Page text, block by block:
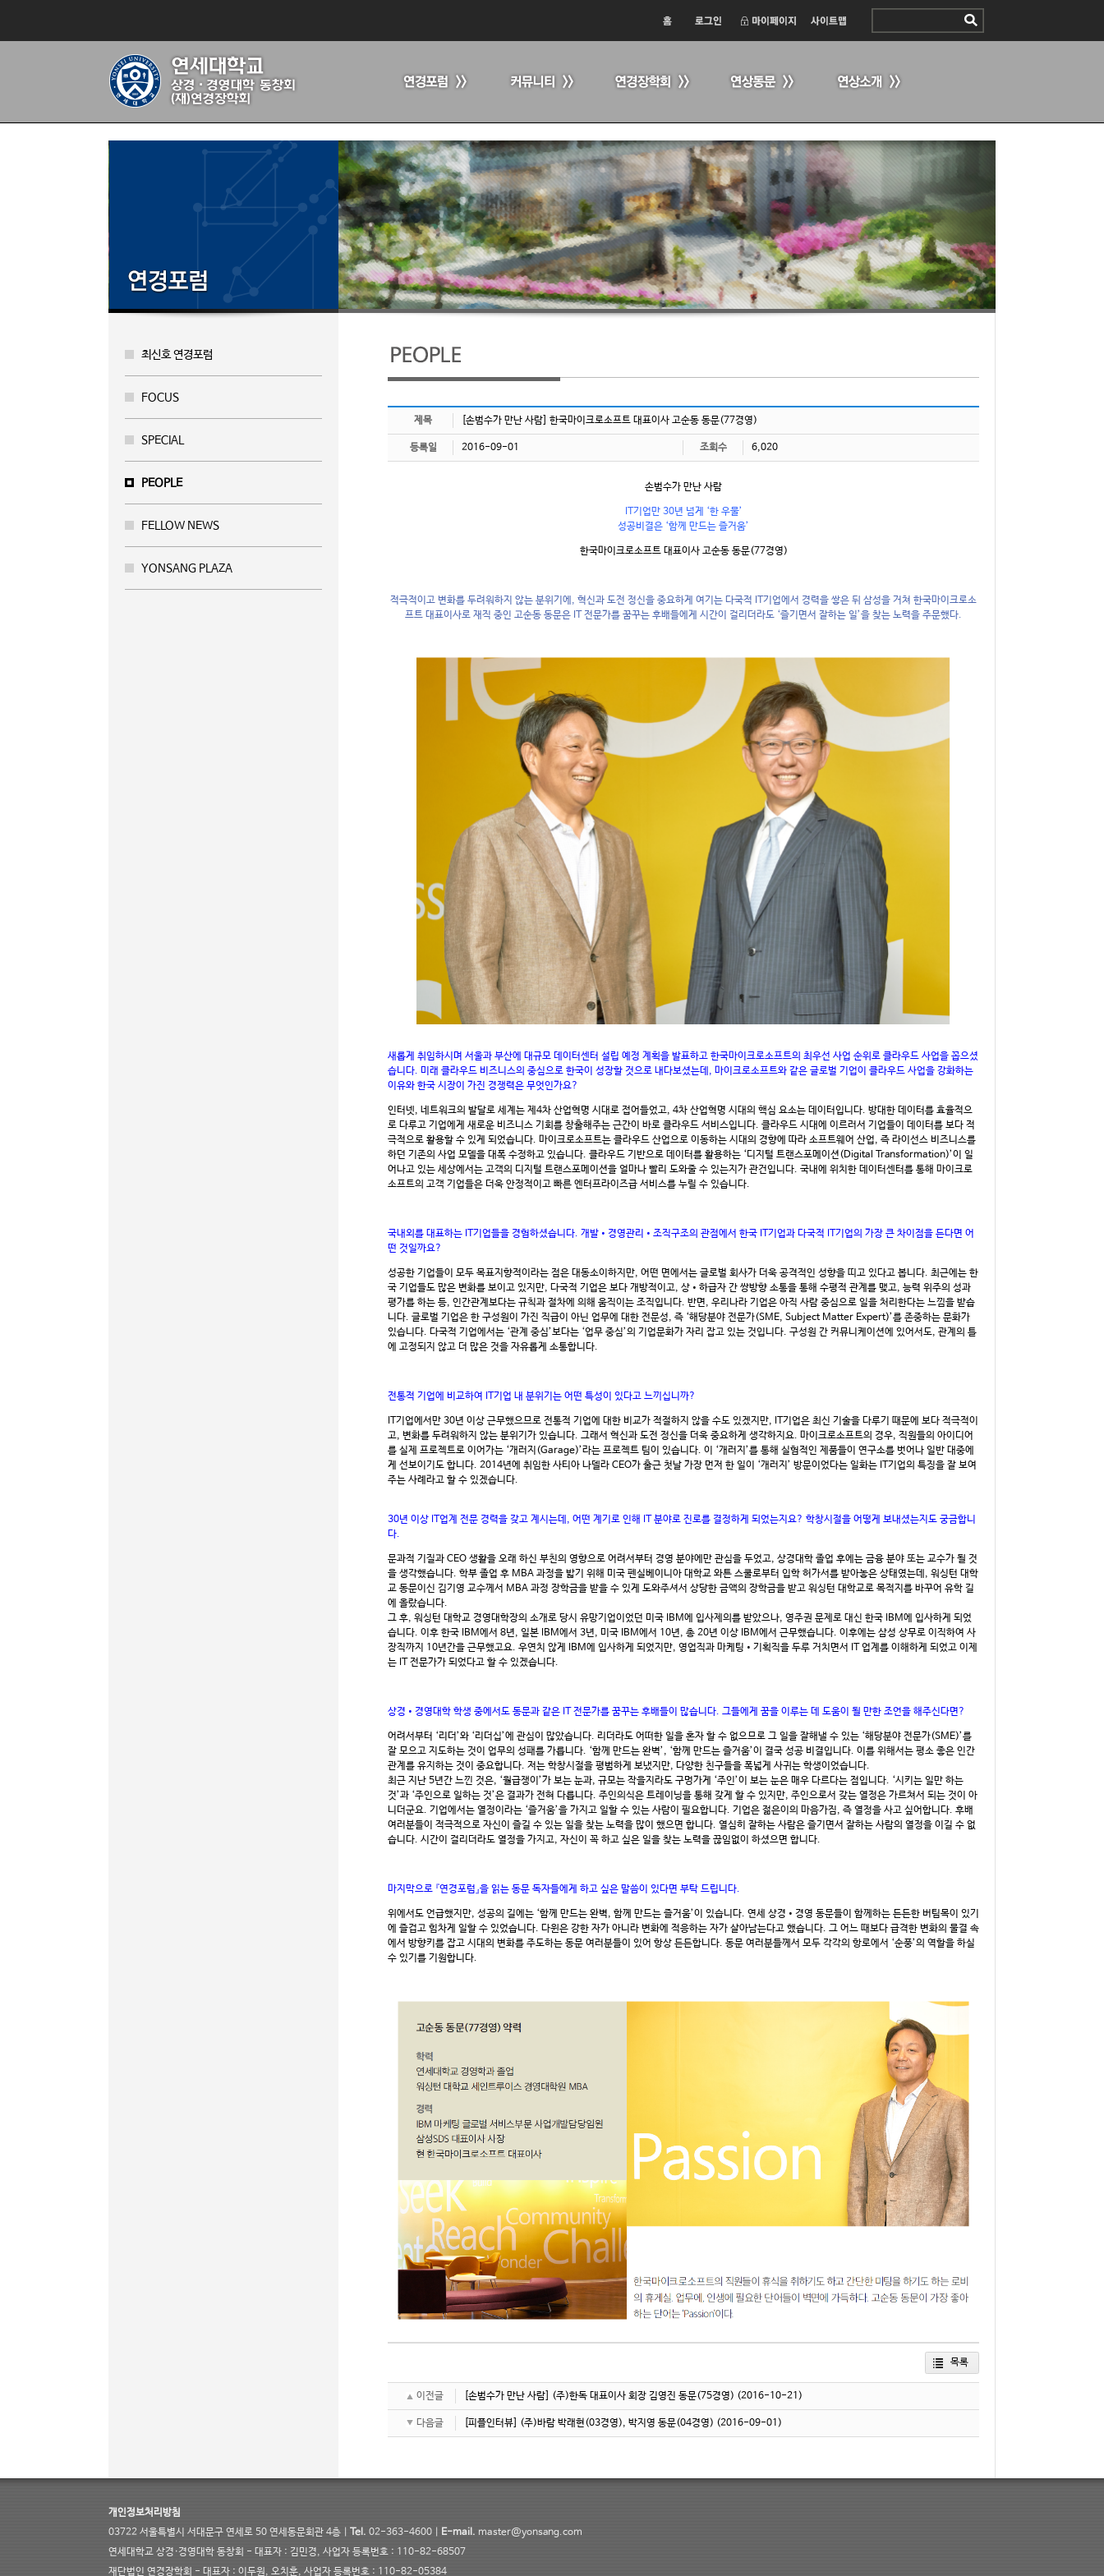
최신호 연경포럼
FOCUS
SPECIAL
PEOPLE
FELLOW NEWS
YONSANG PLAZA
제목 [손범수가 만난 사람] 한국마이크로소프트 대표이사 고순동 동문(77경영)
등록일 2016-09-01 조회수 6,020
손범수가 만난 사람
IT기업만 30년 넘게 ‘한 우물’
성공비결은 ‘함께 만드는 즐거움’
한국마이크로소프트 대표이사 고순동 동문(77경영)
적극적이고 변화를 두려워하지 않는 분위기에, 혁신과 도전 정신을 중요하게 여기는 다국적 IT기업에서 경력을 쌓은 뒤 삼성을 거쳐 한국마이크로소
프트 대표이사로 재직 중인 고순동 동문은 IT 전문가를 꿈꾸는 후배들에게 시간이 걸리더라도 ‘즐기면서 잘하는 일’을 찾는 노력을 주문했다.
새롭게 취임하시며 서울과 부산에 대규모 데이터센터 설립 예정 계획을 발표하고 한국마이크로소프트의 최우선 사업 순위로 클라우드 사업을 꼽으셨
습니다. 미래 클라우드 비즈니스의 중심으로 한국이 성장할 것으로 내다보셨는데, 마이크로소프트와 같은 글로벌 기업이 클라우드 사업을 강화하는
이유와 한국 시장이 가진 경쟁력은 무엇인가요?
인터넷, 네트워크의 발달로 세계는 제4차 산업혁명 시대로 접어들었고, 4차 산업혁명 시대의 핵심 요소는 데이터입니다. 방대한 데이터를 효율적으
로 다루고 기업에게 새로운 비즈니스 기회를 창출해주는 근간이 바로 클라우드 서비스입니다. 클라우드 시대에 이르러서 기업들이 데이터를 보다 적
극적으로 활용할 수 있게 되었습니다. 마이크로소프트는 클라우드 산업으로 이동하는 시대의 경향에 따라 소프트웨어 산업, 즉 라이선스 비즈니스를
하던 기존의 사업 모델을 대폭 수정하고 있습니다. 클라우드 기반으로 데이터를 활용하는 ‘디지털 트랜스포메이션(Digital Transformation)’이 일
어나고 있는 세상에서는 고객의 디지털 트랜스포메이션을 얼마나 빨리 도와줄 수 있는지가 관건입니다. 국내에 위치한 데이터센터를 통해 마이크로
소프트의 고객 기업들은 더욱 안정적이고 빠른 엔터프라이즈급 서비스를 누릴 수 있습니다.
국내외를 대표하는 IT기업들을 경험하셨습니다. 개발•경영관리•조직구조의 관점에서 한국 IT기업과 다국적 IT기업의 가장 큰 차이점을 든다면 어
떤 것일까요?
성공한 기업들이 모두 목표지향적이라는 점은 대동소이하지만, 어떤 면에서는 글로벌 회사가 더욱 공격적인 성향을 띠고 있다고 봅니다. 최근에는 한
국 기업들도 많은 변화를 보이고 있지만, 다국적 기업은 보다 개방적이고, 상•하급자 간 쌍방향 소통을 통해 수평적 관계를 맺고, 능력 위주의 성과
평가를 하는 등, 인간관계보다는 규칙과 절차에 의해 움직이는 조직입니다. 반면, 우리나라 기업은 아직 사람 중심으로 일을 처리한다는 느낌을 받습
니다. 글로벌 기업은 한 구성원이 가진 직급이 아닌 업무에 대한 전문성, 즉 ‘해당분야 전문가(SME, Subject Matter Expert)’를 존중하는 문화가
있습니다. 다국적 기업에서는 ‘관계 중심’보다는 ‘업무 중심’의 기업문화가 자리 잡고 있는 것입니다. 구성원 간 커뮤니케이션에 있어서도, 관계의 틀
에 고정되지 않고 더 많은 것을 자유롭게 소통합니다.
전통적 기업에 비교하여 IT기업 내 분위기는 어떤 특성이 있다고 느끼십니까?
IT기업에서만 30년 이상 근무했으므로 전통적 기업에 대한 비교가 적절하지 않을 수도 있겠지만, IT기업은 최신 기술을 다루기 때문에 보다 적극적이
고, 변화를 두려워하지 않는 분위기가 있습니다. 그래서 혁신과 도전 정신을 더욱 중요하게 생각하지요. 마이크로소프트의 경우, 직원들의 아이디어
를 실제 프로젝트로 이어가는 ‘개러지(Garage)’라는 프로젝트 팀이 있습니다. 이 ‘개러지’를 통해 실험적인 제품들이 연구소를 벗어나 일반 대중에
게 선보이기도 합니다. 2014년에 취임한 사티아 나델라 CEO가 출근 첫날 가장 먼저 한 일이 ‘개러지’ 방문이었다는 일화는 IT기업의 특징을 잘 보여
주는 사례라고 할 수 있겠습니다.
30년 이상 IT업계 전문 경력을 갖고 계시는데, 어떤 계기로 인해 IT 분야로 진로를 결정하게 되었는지요? 학창시절을 어떻게 보내셨는지도 궁금합니
다.
문과적 기질과 CEO 생활을 오래 하신 부친의 영향으로 어려서부터 경영 분야에만 관심을 두었고, 상경대학 졸업 후에는 금융 분야 또는 교수가 될 것
을 생각했습니다. 학부 졸업 후 MBA 과정을 밟기 위해 미국 펜실베이니아 대학교 와튼 스쿨로부터 입학 허가서를 받아놓은 상태였는데, 워싱턴 대학
교 동문이신 김기영 교수께서 MBA 과정 장학금을 받을 수 있게 도와주셔서 상당한 금액의 장학금을 받고 워싱턴 대학교로 목적지를 바꾸어 유학 길
에 올랐습니다.
그 후, 워싱턴 대학교 경영대학장의 소개로 당시 유망기업이었던 미국 IBM에 입사제의를 받았으나, 영주권 문제로 대신 한국 IBM에 입사하게 되었
습니다. 이후 한국 IBM에서 8년, 일본 IBM에서 3년, 미국 IBM에서 10년, 총 20년 이상 IBM에서 근무했습니다. 이후에는 삼성 상무로 이직하여 사
장직까지 10년간을 근무했고요. 우연치 않게 IBM에 입사하게 되었지만, 영업직과 마케팅•기획직을 두루 거치면서 IT 업계를 이해하게 되었고 이제
는 IT 전문가가 되었다고 할 수 있겠습니다.
상경•경영대학 학생 중에서도 동문과 같은 IT 전문가를 꿈꾸는 후배들이 많습니다. 그들에게 꿈을 이루는 데 도움이 될 만한 조언을 해주신다면?
어려서부터 ‘리더’와 ‘리더십’에 관심이 많았습니다. 리더라도 어떠한 일을 혼자 할 수 없으므로 그 일을 잘해낼 수 있는 ‘해당분야 전문가(SME)’를
잘 모으고 지도하는 것이 업무의 성패를 가릅니다. ‘함께 만드는 완벽’, ‘함께 만드는 즐거움’이 결국 성공 비결입니다. 이를 위해서는 평소 좋은 인간
관계를 유지하는 것이 중요합니다. 저는 학창시절을 평범하게 보냈지만, 다양한 친구들을 폭넓게 사귀는 학생이었습니다.
최근 지난 5년간 느낀 것은, ‘월급쟁이’가 보는 눈과, 규모는 작을지라도 구멍가게 ‘주인’이 보는 눈은 매우 다르다는 점입니다. ‘시키는 일만 하는
것’과 ‘주인으로 일하는 것’은 결과가 전혀 다릅니다. 주인의식은 트레이닝을 통해 갖게 할 수 있지만, 주인으로서 갖는 열정은 가르쳐서 되는 것이 아
니더군요. 기업에서는 열정이라는 ‘즐거움’을 가지고 일할 수 있는 사람이 필요합니다. 기업은 젊은이의 마음가짐, 즉 열정을 사고 싶어합니다. 후배
여러분들이 적극적으로 자신이 즐길 수 있는 일을 찾는 노력을 많이 했으면 합니다. 열심히 잘하는 사람은 즐기면서 잘하는 사람의 열정을 이길 수 없
습니다. 시간이 걸리더라도 열정을 가지고, 자신이 꼭 하고 싶은 일을 찾는 노력을 끊임없이 하셨으면 합니다.
마지막으로 『연경포럼』을 읽는 동문 독자들에게 하고 싶은 말씀이 있다면 부탁 드립니다.
위에서도 언급했지만, 성공의 길에는 ‘함께 만드는 완벽, 함께 만드는 즐거움’이 있습니다. 연세 상경•경영 동문들이 함께하는 든든한 버팀목이 있기
에 즐겁고 힘차게 일할 수 있었습니다. 다윈은 강한 자가 아니라 변화에 적응하는 자가 살아남는다고 했습니다. 그 어느 때보다 급격한 변화의 물결 속
에서 방향키를 잡고 시대의 변화를 주도하는 동문 여러분들이 있어 항상 든든합니다. 동문 여러분들께서 모두 각각의 항로에서 ‘순풍’의 역할을 하실
수 있기를 기원합니다.
목록
이전글 [손범수가 만난 사람] (주)한독 대표이사 회장 김영진 동문(75경영) (2016-10-21)
다음글 [피플인터뷰] (주)바람 박래현(03경영), 박지영 동문(04경영) (2016-09-01)
개인정보처리방침
03722 서울특별시 서대문구 연세로 50 연세동문회관 4층 |
Tel. 02-363-4600 | E-mail. master@yonsang.com
연세대학교 상경·경영대학 동창회 - 대표자 : 김민경, 사업자 등록번호 : 110-82-68507
재단법인 연경장학회 - 대표자 : 이두원, 오치훈, 사업자 등록번호 : 110-82-05384